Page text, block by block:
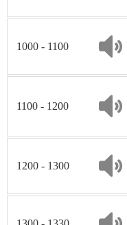
1000 - 1100
1100 - 1200
1200 - 1300